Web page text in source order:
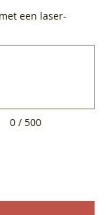
een laser-
0 / 500